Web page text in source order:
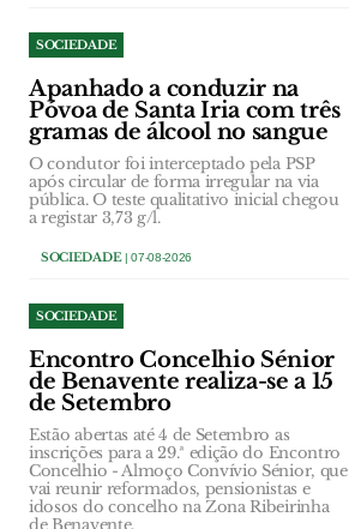
SOCIEDADE
Apanhado a conduzir na
Póvoa de Santa Iria com três
gramas de álcool no sangue
O condutor foi interceptado pela PSP
após circular de forma irregular na via
pública. O teste qualitativo inicial chegou
a registar 3,73 g/l.
SOCIEDADE| 07-08-2026
SOCIEDADE
Encontro Concelhio Sénior
de Benavente realiza-se a 15
de Setembro
Estão abertas até 4 de Setembro as
inscrições para a 29.ª edição do Encontro
Concelhio - Almoço Convívio Sénior, que
vai reunir reformados, pensionistas e
idosos do concelho na Zona Ribeirinha